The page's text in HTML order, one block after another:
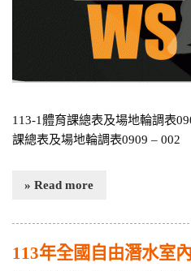
113-1體育課總表及場地輪調表
課總表及場地輪調表0909 – 002
» Read more
113年全國自由潛水室